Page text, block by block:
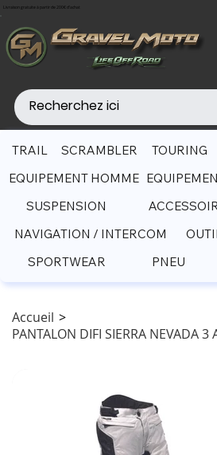
Livraison gratuite à partir de 200€ d'achat
Accueil >
PANTALON DIFI SIERRA NEVADA
TRAIL SCRAMBLER TOURING
EQUIPEMENT HOMME
SUSPENSION
NAVIGATION / INTERCOM
SPORTWEAR
PNEU